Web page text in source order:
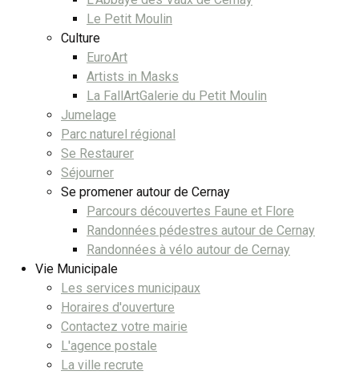
Le Petit Moulin
Culture
EuroArt
Artists in Masks
La FallArtGalerie du Petit Moulin
Jumelage
Parc naturel régional
Se Restaurer
Séjourner
Se promener autour de Cernay
Parcours découvertes Faune et Flore
Randonnées pédestres autour de Cernay
Randonnées à vélo autour de Cernay
Vie Municipale
Les services municipaux
Horaires d'ouverture
Contactez votre mairie
L'agence postale
La ville recrute